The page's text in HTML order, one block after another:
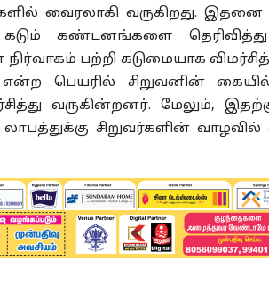
வைரலாகி வருகிறது. இதனை
கடும் கண்டனங்களை
பற்றி கடுமையாக
என்ற பெயரில் சிறுவனின்
வருகின்றனர். மேலும்,
சிறுவர்களின்